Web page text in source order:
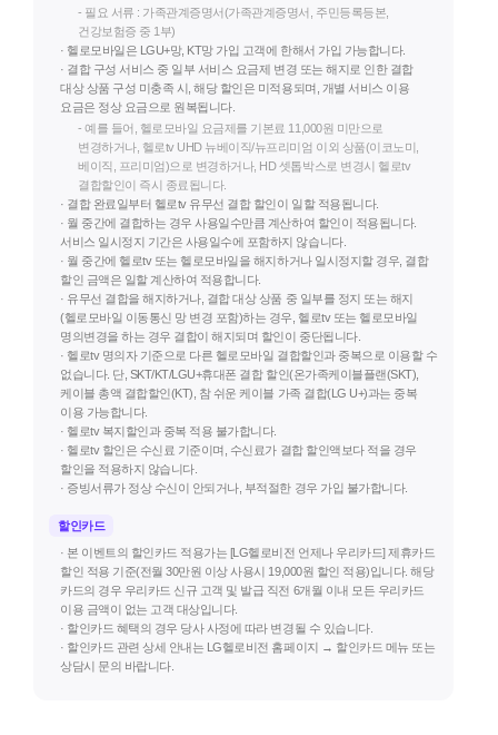
- 필요 서류 : 가족관계증명서(가족관계증명서, 주민등록등본,
건강보험증 중 1부)
· 헬로모바일은 LGU+망, KT망 가입 고객에 한해서 가입 가능합니다.
· 결합 구성 서비스 중 일부 서비스 요금제 변경 또는 해지로 인한 결합
대상 상품 구성 미충족 시, 해당 할인은 미적용되며, 개별 서비스 이용
요금은 정상 요금으로 원복됩니다.
- 예를 들어, 헬로모바일 요금제를 기본료 11,000원 미만으로
변경하거나, 헬로tv UHD 뉴베이직/뉴프리미엄 이외 상품(이코노미,
베이직, 프리미엄)으로 변경하거나, HD 셋톱박스로 변경시 헬로tv
결합할인이 즉시 종료됩니다.
· 결합 완료일부터 헬로tv 유무선 결합 할인이 일할 적용됩니다.
· 월 중간에 결합하는 경우 사용일수만큼 계산하여 할인이 적용됩니다.
서비스 일시정지 기간은 사용일수에 포함하지 않습니다.
· 월 중간에 헬로tv 또는 헬로모바일을 해지하거나 일시정지할 경우, 결합
할인 금액은 일할 계산하여 적용합니다.
· 유무선 결합을 해지하거나, 결합 대상 상품 중 일부를 정지 또는 해지
(헬로모바일 이동통신 망 변경 포함)하는 경우, 헬로tv 또는 헬로모바일
명의변경을 하는 경우 결합이 해지되며 할인이 중단됩니다.
· 헬로tv 명의자 기준으로 다른 헬로모바일 결합할인과 중복으로 이용할 수
없습니다. 단, SKT/KT/LGU+휴대폰 결합 할인(온가족케이블플랜(SKT),
케이블 총액 결합할인(KT), 참 쉬운 케이블 가족 결합(LG U+)과는 중복
이용 가능합니다.
· 헬로tv 복지할인과 중복 적용 불가합니다.
· 헬로tv 할인은 수신료 기준이며, 수신료가 결합 할인액보다 적을 경우
할인을 적용하지 않습니다.
· 증빙서류가 정상 수신이 안되거나, 부적절한 경우 가입 불가합니다.
할인카드
· 본 이벤트의 할인카드 적용가는 [LG헬로비전 언제나 우리카드] 제휴카드
할인 적용 기준(전월 30만원 이상 사용시 19,000원 할인 적용)입니다. 해당
카드의 경우 우리카드 신규 고객 및 발급 직전 6개월 이내 모든 우리카드
이용 금액이 없는 고객 대상입니다.
· 할인카드 혜택의 경우 당사 사정에 따라 변경될 수 있습니다.
· 할인카드 관련 상세 안내는 LG헬로비전 홈페이지 → 할인카드 메뉴 또는
상담시 문의 바랍니다.